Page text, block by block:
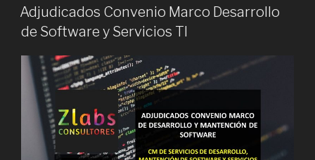
EN
Adjudicados Convenio Marco Desarrollo
de Software y Servicios TI